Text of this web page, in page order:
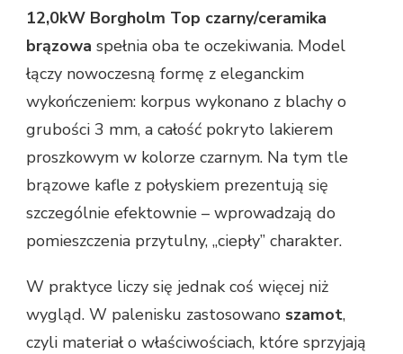
12,0kW Borgholm Top czarny/ceramika
brązowa spełnia oba te oczekiwania. Model
łączy nowoczesną formę z eleganckim
wykończeniem: korpus wykonano z blachy o
grubości 3 mm, a całość pokryto lakierem
proszkowym w kolorze czarnym. Na tym tle
brązowe kafle z połyskiem prezentują się
szczególnie efektownie – wprowadzają do
pomieszczenia przytulny, „ciepły” charakter.
W praktyce liczy się jednak coś więcej niż
wygląd. W palenisku zastosowano szamot,
czyli materiał o właściwościach, które sprzyjają